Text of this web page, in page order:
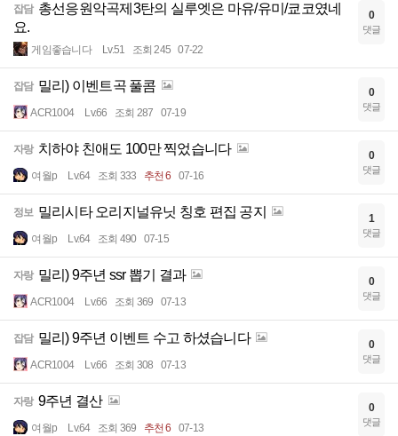
잡담 총선응원악곡제3탄의 실루엣은 마유/유미/쿄코였네
요.
게임좋습니다 Lv.51 조회 245 07-22
0
댓글
잡담 밀리) 이벤트곡 풀콤
ACR1004 Lv.66 조회 287 07-19
0
댓글
자랑 치하야 친애도 100만 찍었습니다
여월p Lv.64 조회 333 추천 6 07-16
0
댓글
정보 밀리시타 오리지널유닛 칭호 편집 공지
여월p Lv.64 조회 490 07-15
1
댓글
자랑 밀리) 9주년 ssr 뽑기 결과
ACR1004 Lv.66 조회 369 07-13
0
댓글
잡담 밀리) 9주년 이벤트 수고 하셨습니다
ACR1004 Lv.66 조회 308 07-13
0
댓글
자랑 9주년 결산
여월p Lv.64 조회 369 추천 6 07-13
0
댓글